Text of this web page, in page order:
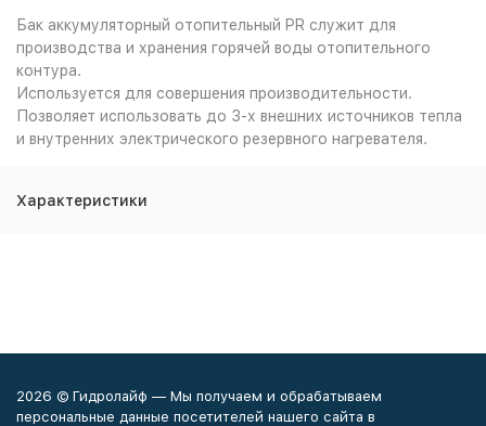
Бак аккумуляторный отопительный PR служит для
производства и хранения горячей воды отопительного
контура.
Используется для совершения производительности.
Позволяет использовать до 3-х внешних источников тепла
и внутренних электрического резервного нагревателя.
Характеристики
2026 © Гидролайф — Мы получаем и обрабатываем
персональные данные посетителей нашего сайта в